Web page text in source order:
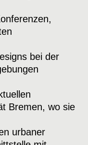
bei der
Bremen, wo sie
urbaner